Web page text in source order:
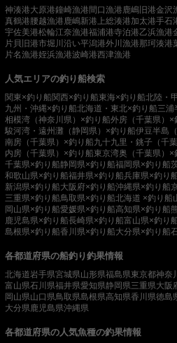
神湊港大原港鐘崎漁港間口漁港 鹿嶋旧港金沢
真鶴港腰越漁港 鹿嶋新港 上総湊港加太港手石
宇佐美港松輪江奈漁港福浦港寺泊港乙浜漁港
片貝旧港市堀川沿い平潟港外川漁港那珂湊港
片名漁港姪浜漁港波崎港西津漁港
人気エリアの釣り船検索
関東×釣り船関西×釣り船東海×釣り船北陸・
九州・沖縄×釣り船北海道・東北×釣り船三浦
相模湾（神奈川県）×釣り船外房（千葉県）×
駿河湾・遠州灘（静岡県）×釣り船伊豆半島
南房（千葉県）×釣り船九十九里・銚子（千
内房（千葉県）×釣り船東京湾奥（千葉県）×
千葉県×釣り船静岡県×釣り船福岡県×釣り船
和歌山県×釣り船福井県×釣り船兵庫県×釣り
新潟県×釣り船大阪府×釣り船沖縄県×釣り船
三重県×釣り船鳥取県×釣り船北海道 ×釣り船
岡山県×釣り船愛媛県×釣り船高知県×釣り船
鹿児島県×釣り船長崎県×釣り船富山県×釣り
島根県×釣り船香川県×釣り船大分県×釣り船
各都道府県の船釣り釣果情報
北海道岩手県宮城県山形県福島県東京都神奈
富山県石川県福井県愛知県静岡県三重県大阪
岡山県山口県鳥取県島根県高知県香川県徳島
大分県 鹿児島県沖縄県
各都道府県の人気魚種の釣果情報